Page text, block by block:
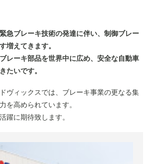
急ブレーキ技術の発達に伴い、制御ブレー
増えてきます。
レーキ部品を世界中に広め、安全な自動車
たいです。
ヴィックスでは、ブレーキ事業の更なる集
を高められています。
躍に期待致します。